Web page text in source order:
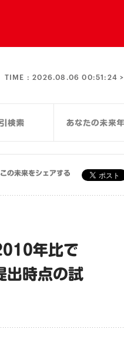
TIME :2026.08.06 00:51:24 >
この未来をシェアする
年比で
出時点の試